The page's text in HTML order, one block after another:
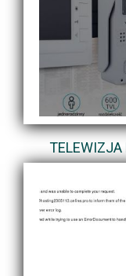
TELEWIZJA